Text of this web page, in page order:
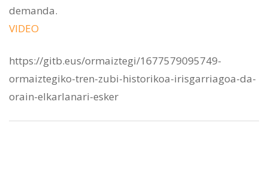
demanda.
VIDEO
https://gitb.eus/ormaiztegi/1677579095749-
ormaiztegiko-tren-zubi-historikoa-irisgarriagoa-da-
orain-elkarlanari-esker